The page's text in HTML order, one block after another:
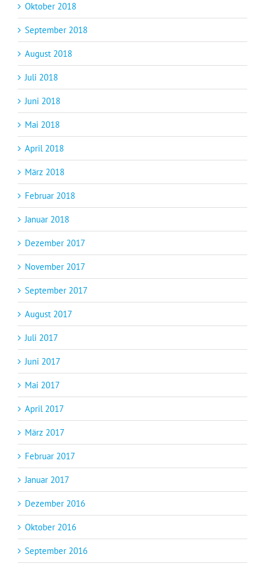
Oktober 2018
September 2018
August 2018
Juli 2018
Juni 2018
Mai 2018
April 2018
März 2018
Februar 2018
Januar 2018
Dezember 2017
November 2017
September 2017
August 2017
Juli 2017
Juni 2017
Mai 2017
April 2017
März 2017
Februar 2017
Januar 2017
Dezember 2016
Oktober 2016
September 2016